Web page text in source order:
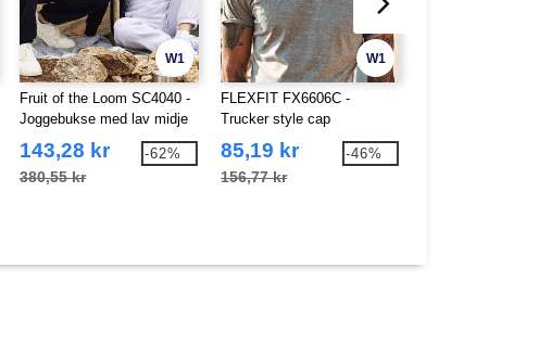
W1
Fruit of the Loom SC4040 -
Joggebukse med lav midje
143,28 kr
380,55 kr
-62%
W1
FLEXFIT FX6606C -
Trucker style cap
85,19 kr
156,77 kr
-46%